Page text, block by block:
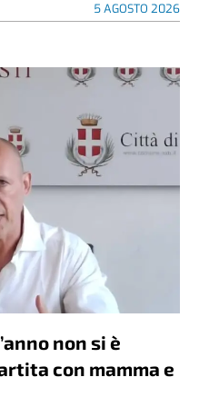
5 AGOSTO 2026
non si è
con mamma e